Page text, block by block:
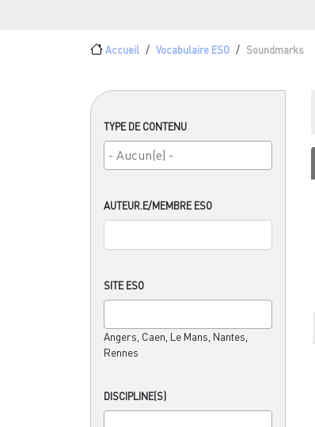
Fil d'Ariane
Accueil Vocabulaire ESO Soundmarks
TYPE DE CONTENU
AUTEUR.E/MEMBRE ESO
SITE ESO
Angers, Caen, Le Mans, Nantes,
Rennes
DISCIPLINE(S)